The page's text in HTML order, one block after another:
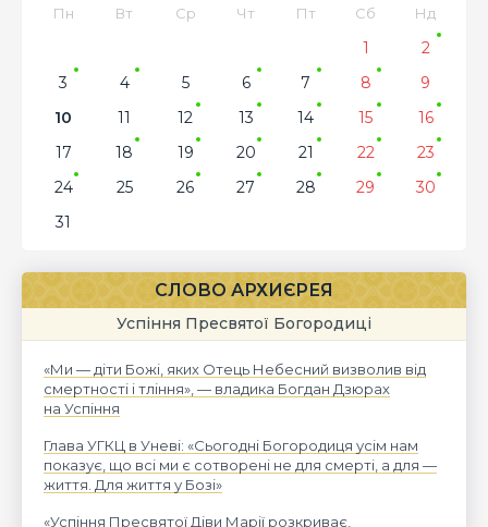
Пн Вт Ср Чт Пт Сб Нд
1
2
3
4 5 6 7 8
9
10
11 12 13 14 15
16
17
18 19 20 21 22
23
24
25 26 27 28 29
30
31
СЛОВО АРХИЄРЕЯ
Успіння Пресвятої Богородиці
«Ми — діти Божі, яких Отець Небесний визволив від
смертності і тління», — владика Богдан Дзюрах
на Успіння
Глава УГКЦ в Уневі: «Сьогодні Богородиця усім нам
показує, що всі ми є сотворені не для смерті, а для —
життя. Для життя у Бозі»
«Успіння Пресвятої Діви Марії розкриває,